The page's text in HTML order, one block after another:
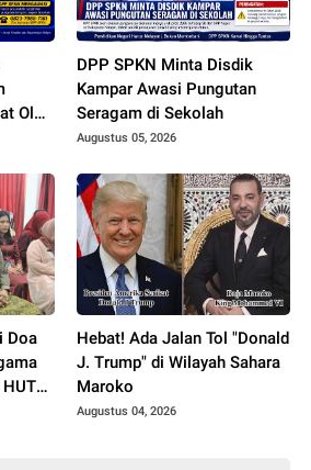
Oleh
DPP SPKN Minta Disdik
Kampar Awasi Pungutan
Seragam di Sekolah
Augustus 05, 2026
Doa
Hebat! Ada Jalan Tol "Donald
J. Trump" di Wilayah Sahara
Maroko
Augustus 04, 2026